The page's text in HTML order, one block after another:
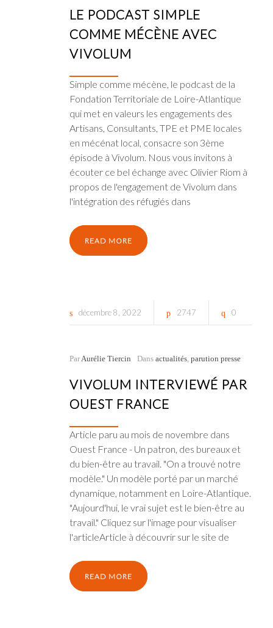
LE PODCAST SIMPLE
COMME MÉCÈNE AVEC
VIVOLUM
Simple comme mécène, le podcast de la
Fondation Territoriale de Loire-Atlantique
qui met en valeurs les engagements des
Artisans, Consultants, TPE et PME locales
en mécénat local, consacre son 3ème
épisode à Vivolum. Nous vous invitons à
écouter ce bel échange avec Olivier Riom à
propos de l'engagement de Vivolum dans
l'intégration des réfugiés dans
READ MORE
décembre8 2022 2747 0
ParAurélie Tiercin Dans actualités, parution presse
VIVOLUM INTERVIEWÉ PAR
OUEST FRANCE
Article paru au mois de novembre dans
Ouest France - Un patron, des bureaux et
du bien-être au travail. "On a trouvé notre
modèle." Un modèle porté par un marché
dynamique, notamment en Loire-Atlantique.
"Aujourd'hui, le vrai sujet est le bien-être au
travail." Cliquez sur l'image pour visualiser
l'articleArticle à découvrir sur le site de
READ MORE